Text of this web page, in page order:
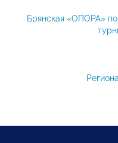
Брянская «ОПОРА»